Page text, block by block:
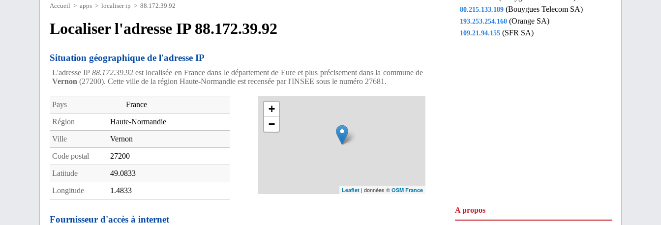
Accueil > apps > localiser ip > 88.172.39.92
Localiser l'adresse IP 88.172.39.92
Situation géographique de l'adresse IP
L'adresse IP 88.172.39.92est localisée en France dans le département de Eure et plus précisement dans la commune de
Vernon (27200). Cette ville de la région Haute-Normandie est recensée par l'INSEE sous le numéro 27681.
Pays France
Région Haute-Normandie
Ville Vernon
Code postal 27200
Latitude 49.0833
Longitude 1.4833
+
−
Leaflet | données © OSM France
Fournisseur d'accès à internet
80.215.133.189 (Bouygues Telecom SA)
193.253.254.160 (Orange SA)
109.21.94.155 (SFR SA)
A propos